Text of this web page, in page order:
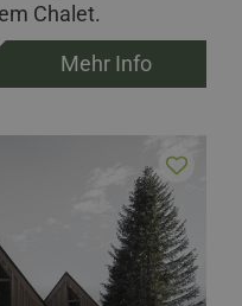
Chalet.
Mehr Info